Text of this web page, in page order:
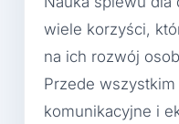
wiele korzyści,
na ich rozwój
Przede
komunikacyjne i